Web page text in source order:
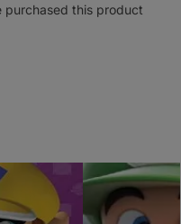
purchased this product